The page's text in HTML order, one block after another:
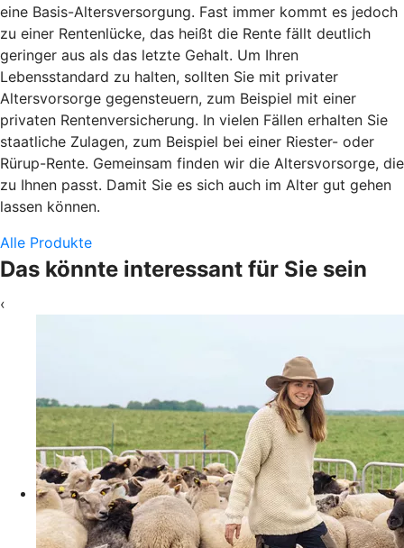
eine Basis-Altersversorgung. Fast immer kommt es jedoch
zu einer Rentenlücke, das heißt die Rente fällt deutlich
geringer aus als das letzte Gehalt. Um Ihren
Lebensstandard zu halten, sollten Sie mit privater
Altersvorsorge gegensteuern, zum Beispiel mit einer
privaten Rentenversicherung. In vielen Fällen erhalten Sie
staatliche Zulagen, zum Beispiel bei einer Riester- oder
Rürup-Rente. Gemeinsam finden wir die Altersvorsorge, die
zu Ihnen passt. Damit Sie es sich auch im Alter gut gehen
lassen können.
Alle Produkte
Das könnte interessant für Sie sein
‹